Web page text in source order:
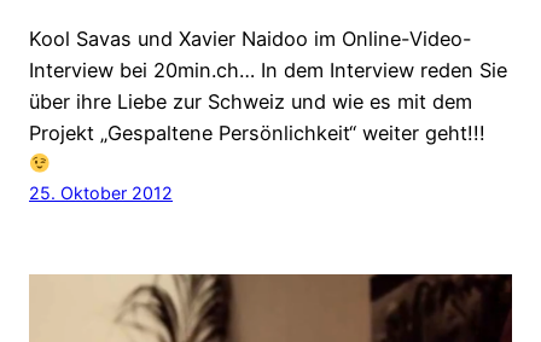
Kool Savas und Xavier Naidoo im Online-Video-
Interview bei 20min.ch… In dem Interview reden Sie
über ihre Liebe zur Schweiz und wie es mit dem
Projekt „Gespaltene Persönlichkeit“ weiter geht!!!
25. Oktober 2012